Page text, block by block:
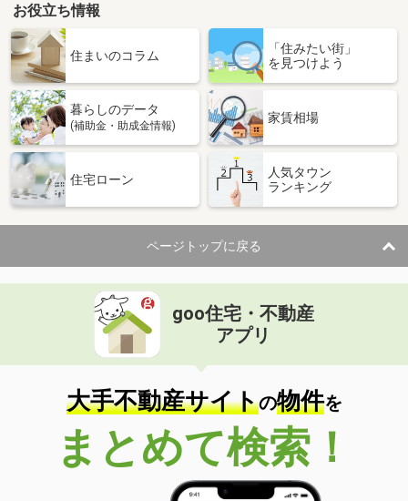
お役立ち情報
住まいのコラム
「住みたい街」
を見つけよう
暮らしのデータ
(補助金・助成金情報)
家賃相場
住宅ローン
人気タウン
ランキング
ページトップに戻る
goo住宅・不動産
アプリ
大手不動産サイトの物件を
まとめて検索！